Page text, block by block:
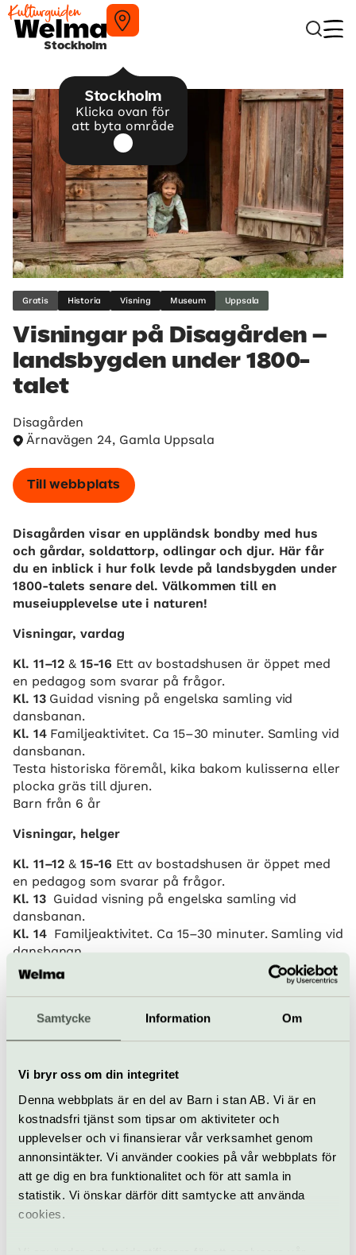
Samtycke Information Om
Vi bryr oss om din integritet
Denna webbplats är en del av Barn i stan AB. Vi är en
kostnadsfri tjänst som tipsar om aktiviteter och
upplevelser och vi finansierar vår verksamhet genom
annonsintäkter. Vi använder cookies på vår webbplats för
att ge dig en bra funktionalitet och för att samla in
statistik. Vi önskar därför ditt samtycke att använda
cookies.
Vi använder enhetsidentifierare för att analysera vår
Stockholm
Stockholm
Klicka ovan för
att byta område
Gratis Historia Visning Museum Uppsala
Visningar på Disagården –
landsbygden under 1800-
talet
Disagården
Ärnavägen 24, Gamla Uppsala
Till webbplats
Disagården visar en uppländsk bondby med hus
och gårdar, soldattorp, odlingar och djur. Här får
du en inblick i hur folk levde på landsbygden under
1800-talets senare del. Välkommen till en
museiupplevelse ute i naturen!
Visningar, vardag
Kl. 11–12 &15-16 Ett av bostadshusen är öppet med
en pedagog som svarar på frågor.
Kl. 13Guidad visning på engelska samling vid
dansbanan.
Kl. 14Familjeaktivitet. Ca 15–30 minuter. Samling vid
dansbanan.
Testa historiska föremål, kika bakom kulisserna eller
plocka gräs till djuren.
Barn från 6 år
Visningar, helger
Kl. 11–12 &15-16 Ett av bostadshusen är öppet med
en pedagog som svarar på frågor.
Kl. 13Guidad visning på engelska samling vid
dansbanan.
Kl. 14Familjeaktivitet. Ca 15–30 minuter. Samling vid
dansbanan.
Testa historiska föremål, kika bakom kulisserna eller
Kl. 14.30Visning på svenska av området och husens
interiörer.
bodar. Samling vid dansbanan.
Sommarcaféet är öppet kl. 11–16
När
Juni–augusti öppet dagligen kl. 10.00–17.00
Pris
Gratis
Bra att veta